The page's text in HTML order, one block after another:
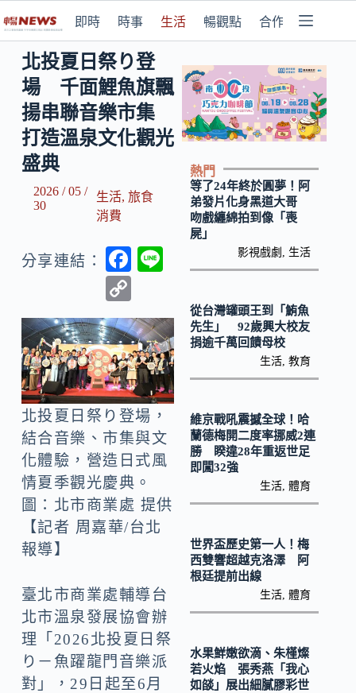
即時 時事 生活 暢觀點 合作媒體
北投夏日祭り登
場 千面鯉魚旗飄
揚串聯音樂市集
打造溫泉文化觀光
盛典
2026 / 05 /
30
生活, 旅食
消費
分享連結：
F
b
o
o
k
o
p
y
Li
n
k
北投夏日祭り登場，
結合音樂、市集與文
化體驗，營造日式風
情夏季觀光慶典。
圖：北市商業處 提供
【記者 周嘉華/台北
報導】
臺北市商業處輔導台
北市溫泉發展協會辦
理「2026北投夏日祭
り－魚躍龍門音樂派
對」，29日起至6月
熱門
等了24年終於圓夢！阿
弟發片化身黑道大哥
吻戲纏綿拍到像「喪
屍」
影視戲劇 生活
從台灣罐頭王到「鮪魚
先生」 92歲興大校友
捐逾千萬回饋母校
生活 ,教育
維京戰吼震撼全球！哈
蘭德梅開二度率挪威2連
勝 睽違28年重返世足
即闖32強
生活 ,體育
世界盃歷史第一人！梅
西雙響超越克洛澤 阿
根廷提前出線
生活 ,體育
水果鮮嫩欲滴、朱槿燦
若火焰 張秀燕「我心
如燄」展出細膩膠彩世